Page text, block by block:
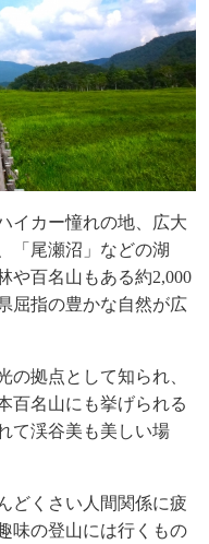
イカー憧れの地、広大
「尾瀬沼」などの湖
や百名山もある約2,000
屈指の豊かな自然が広
の拠点として知られ、
百名山にも挙げられる
て渓谷美も美しい場
どくさい人間関係に疲
味の登山には行くもの